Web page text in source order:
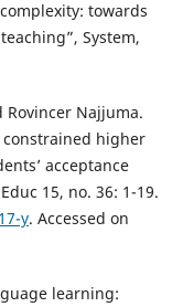
towards
System,
Rovincer Najjuma.
constrained higher
acceptance
15, no. 36: 1-19.
y. Accessed on
learning: